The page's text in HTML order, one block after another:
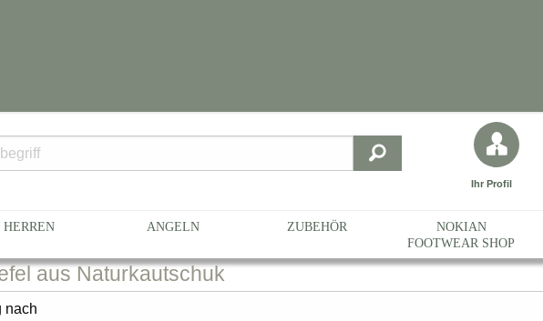
Ihr Profil
HERREN ANGELN ZUBEHÖR
NOKIAN
FOOTWEAR SHOP
aus Naturkautschuk